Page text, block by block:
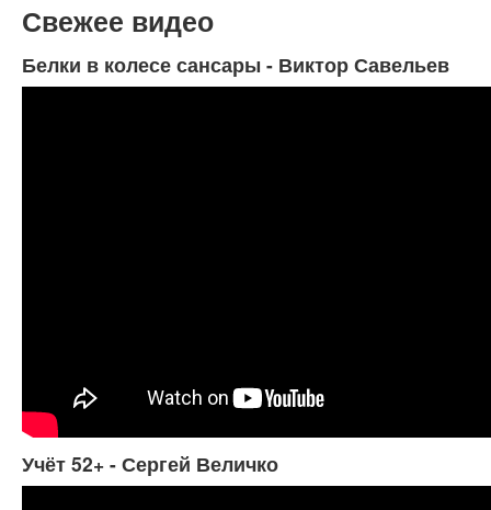
Свежее видео
Белки в колесе сансары - Виктор Савельев
Учёт 52+ - Сергей Величко